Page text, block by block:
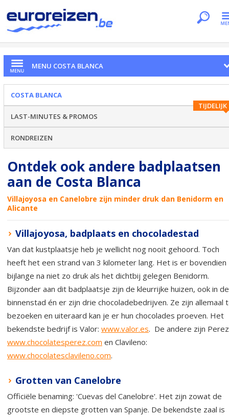
MENU COSTA BLANCA
COSTA BLANCA
TIJDELIJK
LAST-MINUTES & PROMOS
RONDREIZEN
Ontdek ook andere badplaatsen
aan de Costa Blanca
Villajoyosa en Canelobre zijn minder druk dan Benidorm en
Alicante
Villajoyosa, badplaats en chocoladestad
Van dat kustplaatsje heb je wellicht nog nooit gehoord. Toch
heeft het een strand van 3 kilometer lang. Het is er bovendien
bijlange na niet zo druk als het dichtbij gelegen Benidorm.
Bijzonder aan dit badplaatsje zijn de kleurrijke huizen, ook in de
binnenstad én er zijn drie chocoladebedrijven. Ze zijn allemaal
bezoeken en uiteraard kan je er hun chocolades proeven. Het
bekendste bedrijf is Valor: www.valor.es. De andere zijn
www.chocolatesperez.com en Clavileno:
www.chocolatesclavileno.com.
Grotten van Canelobre
Officiële benaming: 'Cuevas del Canelobre'. Het zijn zowat de
grootste en diepste grotten van Spanje. De bekendste zaal is